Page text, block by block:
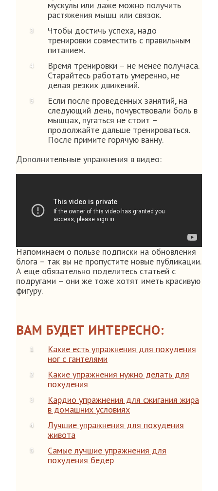
мускулы или даже можно получить
растяжения мышц или связок.
Чтобы достичь успеха, надо
тренировки совместить с правильным
питанием.
Время тренировки – не менее получаса.
Старайтесь работать умеренно, не
делая резких движений.
Если после проведенных занятий, на
следующий день, почувствовали боль в
мышцах, пугаться не стоит –
продолжайте дальше тренироваться.
После примите горячую ванну.
Дополнительные упражнения в видео:
Напоминаем о пользе подписки на обновления
блога – так вы не пропустите новые публикации.
А еще обязательно поделитесь статьей с
подругами – они же тоже хотят иметь красивую
фигуру.
ВАМ БУДЕТ ИНТЕРЕСНО:
Какие есть упражнения для похудения
ног с гантелями
Какие упражнения нужно делать для
похудения
Кардио упражнения для сжигания жира
в домашних условиях
Лучшие упражнения для похудения
живота
Самые лучшие упражнения для
похудения бедер